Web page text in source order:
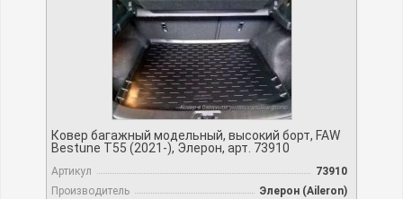
Ковер багажный модельный, высокий борт, FAW
Bestune Т55 (2021-), Элерон, арт. 73910
Артикул
73910
Производитель
Элерон (Aileron)